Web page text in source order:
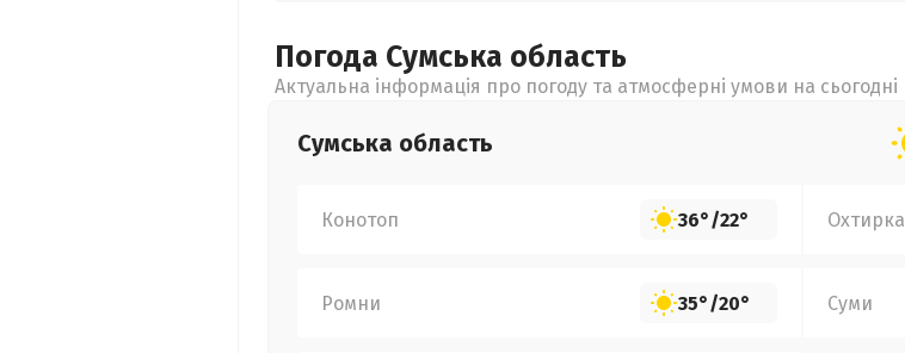
Погода Сумська область
Актуальна інформація про погоду та атмосферні умови на сьогодні
Сумська область
Конотоп 36°/22° Охтирка
Ромни 35°/20° Суми